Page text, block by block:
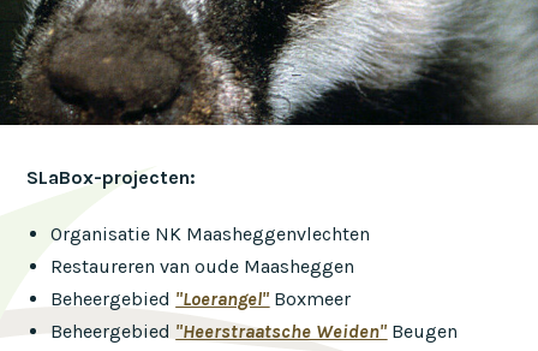
SLaBox-projecten:
Organisatie NK Maasheggenvlechten
Restaureren van oude Maasheggen
Beheergebied "Loerangel" Boxmeer
Beheergebied "Heerstraatsche Weiden" Beugen